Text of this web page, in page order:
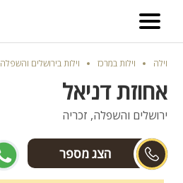
וילה וילות במרכז וילות בירושלים והשפלה
אחוזת דניאל
ירושלים והשפלה, זכריה